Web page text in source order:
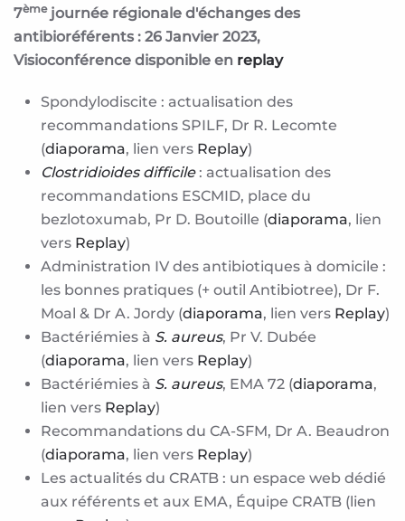
7ème journée régionale d'échanges des
antibioréférents : 26 Janvier 2023,
Visioconférence disponible en replay
Spondylodiscite : actualisation des
recommandations SPILF, Dr R. Lecomte
(diaporama, lien vers Replay)
Clostridioides difficile : actualisation des
recommandations ESCMID, place du
bezlotoxumab, Pr D. Boutoille (diaporama, lien
vers Replay)
Administration IV des antibiotiques à domicile :
les bonnes pratiques (+ outil Antibiotree), Dr F.
Moal & Dr A. Jordy (diaporama, lien vers Replay)
Bactériémies à S. aureus, Pr V. Dubée
(diaporama, lien vers Replay)
Bactériémies à S. aureus, EMA 72 (diaporama,
lien vers Replay)
Recommandations du CA-SFM, Dr A. Beaudron
(diaporama, lien vers Replay)
Les actualités du CRATB : un espace web dédié
aux référents et aux EMA, Équipe CRATB (lien